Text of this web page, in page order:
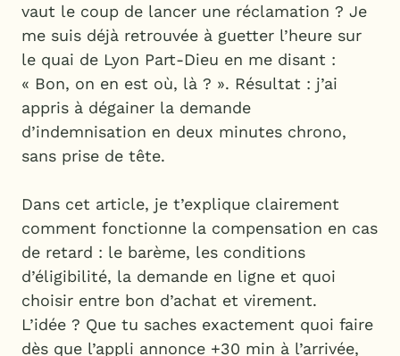
vaut le coup de lancer une réclamation ? Je
me suis déjà retrouvée à guetter l’heure sur
le quai de Lyon Part-Dieu en me disant :
« Bon, on en est où, là ? ». Résultat : j’ai
appris à dégainer la demande
d’indemnisation en deux minutes chrono,
sans prise de tête.
Dans cet article, je t’explique clairement
comment fonctionne la compensation en cas
de retard : le barème, les conditions
d’éligibilité, la demande en ligne et quoi
choisir entre bon d’achat et virement.
L’idée ? Que tu saches exactement quoi faire
dès que l’appli annonce +30 min à l’arrivée,